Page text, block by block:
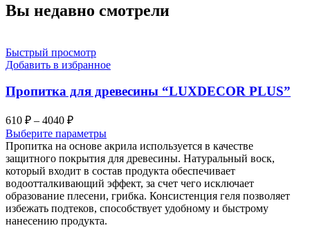
Вы недавно смотрели
Быстрый просмотр
Добавить в избранное
Пропитка для древесины “LUXDECOR PLUS”
610 ₽ – 4040 ₽Диапазон
цен:
610 ₽
–
4040 ₽
Выберите параметры
Пропитка на основе акрила используется в качестве
защитного покрытия для древесины. Натуральный воск,
который входит в состав продукта обеспечивает
водоотталкивающий эффект, за счет чего исключает
образование плесени, грибка. Консистенция геля позволяет
избежать подтеков, способствует удобному и быстрому
нанесению продукта.